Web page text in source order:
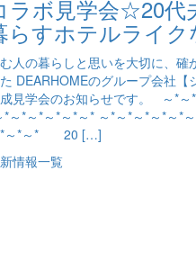
ラボ見学会☆20代
らすホテルライ
人の暮らしと思いを大切に、確
DEARHOMEのグループ会社【
見学会のお知らせです。 ～*～
*～*～*～*～*～* ～*～*～*～*～*
*～*～* 20 […]
情報一覧